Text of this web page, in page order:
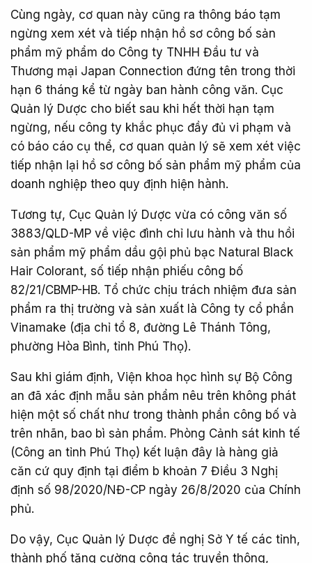
Cùng ngày, cơ quan này cũng ra thông báo tạm
ngừng xem xét và tiếp nhận hồ sơ công bố sản
phẩm mỹ phẩm do Công ty TNHH Đầu tư và
Thương mại Japan Connection đứng tên trong thời
hạn 6 tháng kể từ ngày ban hành công văn. Cục
Quản lý Dược cho biết sau khi hết thời hạn tạm
ngừng, nếu công ty khắc phục đầy đủ vi phạm và
có báo cáo cụ thể, cơ quan quản lý sẽ xem xét việc
tiếp nhận lại hồ sơ công bố sản phẩm mỹ phẩm của
doanh nghiệp theo quy định hiện hành.
Tương tự, Cục Quản lý Dược vừa có công văn số
3883/QLD-MP về việc đình chỉ lưu hành và thu hồi
sản phẩm mỹ phẩm dầu gội phủ bạc Natural Black
Hair Colorant, số tiếp nhận phiếu công bố
82/21/CBMP-HB. Tổ chức chịu trách nhiệm đưa sản
phẩm ra thị trường và sản xuất là Công ty cổ phần
Vinamake (địa chỉ tổ 8, đường Lê Thánh Tông,
phường Hòa Bình, tỉnh Phú Thọ).
Sau khi giám định, Viện khoa học hình sự Bộ Công
an đã xác định mẫu sản phẩm nêu trên không phát
hiện một số chất như trong thành phần công bố và
trên nhãn, bao bì sản phẩm. Phòng Cảnh sát kinh tế
(Công an tỉnh Phú Thọ) kết luận đây là hàng giả
căn cứ quy định tại điểm b khoản 7 Điều 3 Nghị
định số 98/2020/NĐ-CP ngày 26/8/2020 của Chính
phủ.
Do vậy, Cục Quản lý Dược đề nghị Sở Y tế các tỉnh,
thành phố tăng cường công tác truyền thông,